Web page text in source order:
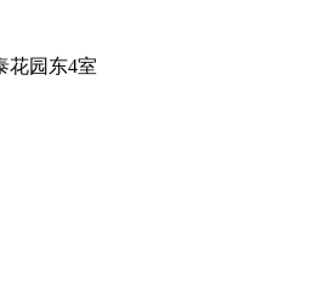
花园东4室